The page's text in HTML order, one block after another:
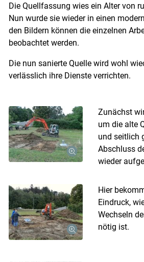
Die Quellfassung wies ein Alter von
Nun wurde sie wieder in einen
den Bildern können die einzelnen
beobachtet werden.
Die nun sanierte Quelle wird wohl
verlässlich ihre Dienste verrichten.
Zunächst
um die alte
und seitlich
Abschluss
wieder
Hier
Eindruck,
Wechseln
nötig ist.